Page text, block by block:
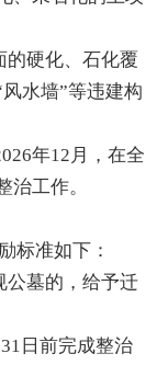
的硬化、石化覆
水墙”等违建构
年12月，在全
治工作。
标准如下：
公墓的，给予迁
日前完成整治